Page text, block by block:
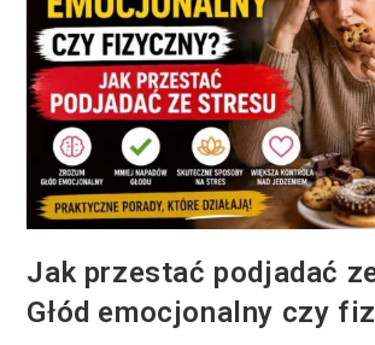
Jak przestać podjadać
Głód emocjonalny czy